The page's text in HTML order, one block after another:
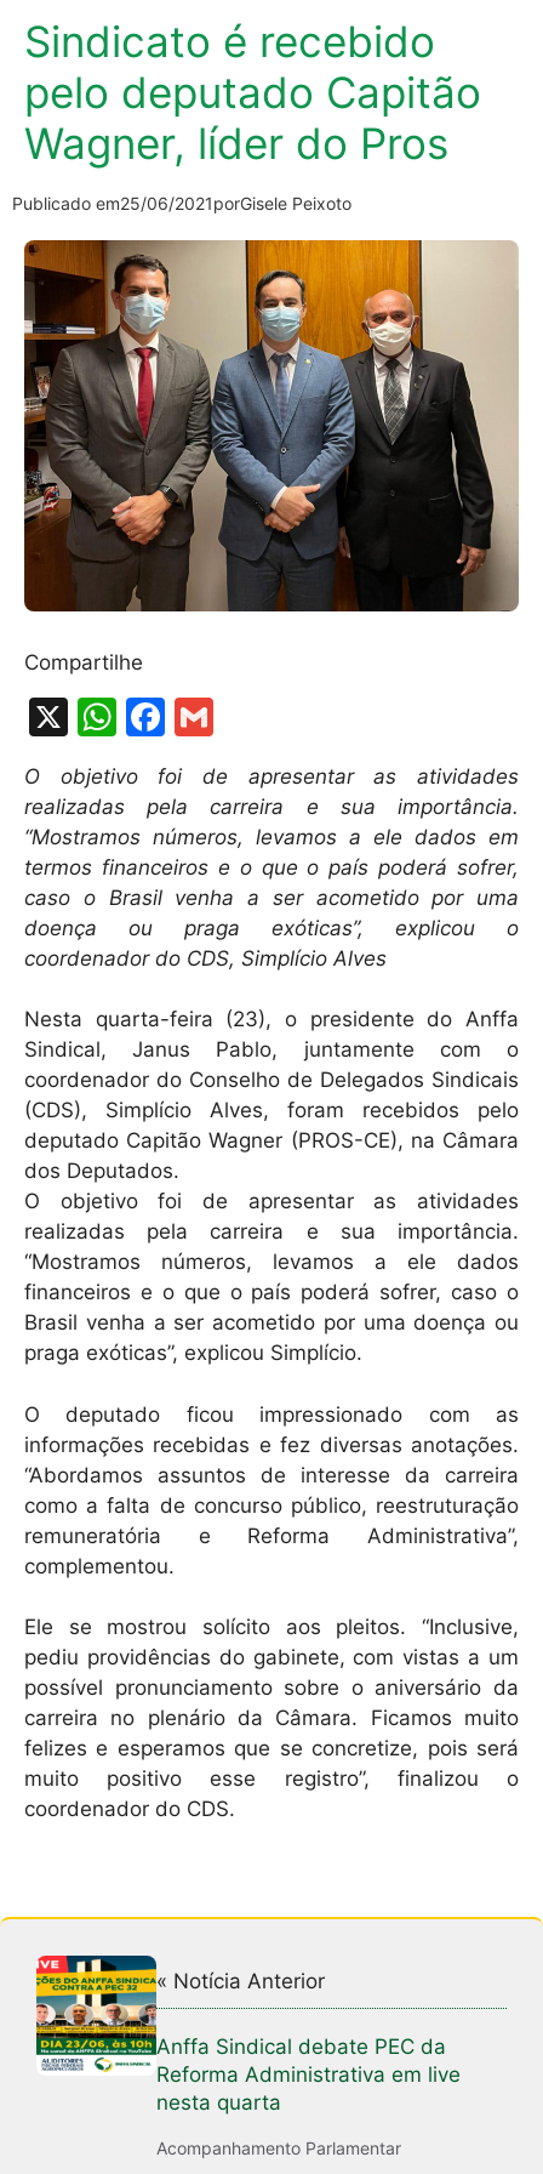
Sindicato é recebido
pelo deputado Capitão
Wagner, líder do Pros
Publicado em25/06/2021porGisele Peixoto
Compartilhe
X
W
at
s
A
p
p
F
a
c
e
b
o
o
m
ai
l
O objetivo foi de apresentar as atividades
realizadas pela carreira e sua importância.
“Mostramos números, levamos a ele dados em
termos financeiros e o que o país poderá sofrer,
caso o Brasil venha a ser acometido por uma
doença ou praga exóticas”, explicou o
coordenador do CDS, Simplício Alves
Nesta quarta-feira (23), o presidente do Anffa
Sindical, Janus Pablo, juntamente com o
coordenador do Conselho de Delegados Sindicais
(CDS), Simplício Alves, foram recebidos pelo
deputado Capitão Wagner (PROS-CE), na Câmara
dos Deputados.
O objetivo foi de apresentar as atividades
realizadas pela carreira e sua importância.
“Mostramos números, levamos a ele dados
financeiros e o que o país poderá sofrer, caso o
Brasil venha a ser acometido por uma doença ou
praga exóticas”, explicou Simplício.
O deputado ficou impressionado com as
informações recebidas e fez diversas anotações.
“Abordamos assuntos de interesse da carreira
como a falta de concurso público, reestruturação
remuneratória e Reforma Administrativa”,
complementou.
Ele se mostrou solícito aos pleitos. “Inclusive,
pediu providências do gabinete, com vistas a um
possível pronunciamento sobre o aniversário da
carreira no plenário da Câmara. Ficamos muito
felizes e esperamos que se concretize, pois será
muito positivo esse registro”, finalizou o
coordenador do CDS.
« Notícia Anterior
Anffa Sindical debate PEC da
Reforma Administrativa em live
nesta quarta
Acompanhamento Parlamentar